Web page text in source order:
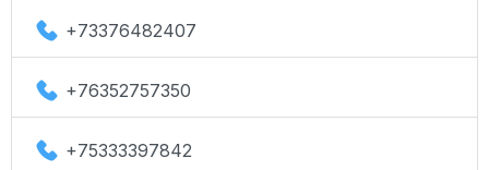
+73376482407
+76352757350
+75333397842